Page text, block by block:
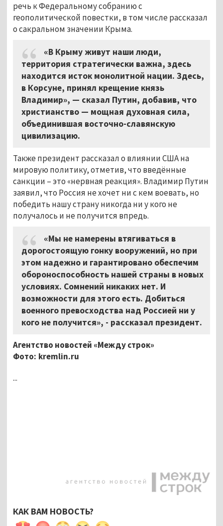
речь к Федеральному собранию с
геополитической повестки, в том числе рассказал
о сакральном значении Крыма.
«В Крыму живут наши люди,
территория стратегически важна, здесь
находится исток монолитной нации. Здесь,
в Корсуне, принял крещение князь
Владимир», — сказал Путин, добавив, что
христианство — мощная духовная сила,
объединившая восточно-славянскую
цивилизацию.
Также президент рассказал о влиянии США на
мировую политику, отметив, что введённые
санкции – это «нервная реакция». Владимир Путин
заявил, что Россия не хочет ни с кем воевать, но
победить нашу страну никогда ни у кого не
получалось и не получится впредь.
«Мы не намерены втягиваться в
дорогостоящую гонку вооружений, но при
этом надежно и гарантировано обеспечим
обороноспособность нашей страны в новых
условиях. Сомнений никаких нет. И
возможности для этого есть. Добиться
военного превосходства над Россией ни у
кого не получится», - рассказал президент.
Агентство новостей «Между строк»
Фото: kremlin.ru
...
КАК ВАМ НОВОСТЬ?